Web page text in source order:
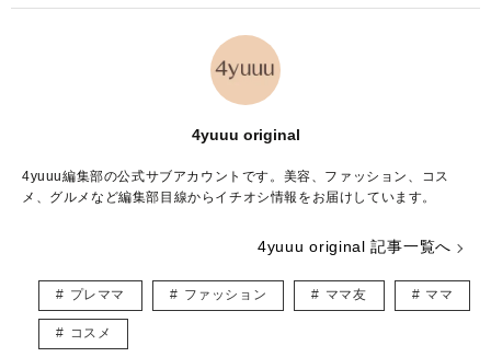
4yuuu original
4yuuu編集部の公式サブアカウントです。美容、ファッション、コス
メ、グルメなど編集部目線からイチオシ情報をお届けしています。
4yuuu original 記事一覧へ
プレママ ファッション ママ友 ママ
コスメ